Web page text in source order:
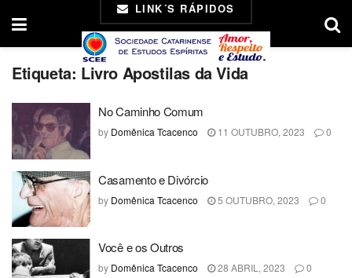
LINK´S RÁPIDOS
Etiqueta: Livro Apostilas da Vida
No Caminho Comum
by Domênica Tcacenco 11 OUTUBRO, 2023 0
Casamento e Divórcio
by Domênica Tcacenco 5 OUTUBRO, 2023 0
Você e os Outros
by Domênica Tcacenco 28 ABRIL, 2023 0